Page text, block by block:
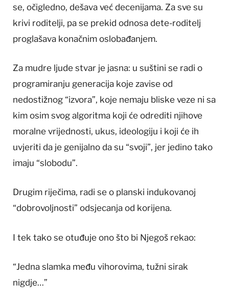
se, očigledno, dešava već decenijama. Za sve su
krivi roditelji, pa se prekid odnosa dete-roditelj
proglašava konačnim oslobađanjem.
Za mudre ljude stvar je jasna: u suštini se radi o
programiranju generacija koje zavise od
nedostižnog “izvora”, koje nemaju bliske veze ni sa
kim osim svog algoritma koji će odrediti njihove
moralne vrijednosti, ukus, ideologiju i koji će ih
uvjeriti da je genijalno da su “svoji”, jer jedino tako
imaju “slobodu”.
Drugim riječima, radi se o planski indukovanoj
“dobrovoljnosti” odsjecanja od korijena.
I tek tako se otuđuje ono što bi Njegoš rekao:
“Jedna slamka među vihorovima, tužni sirak
nigdje…”